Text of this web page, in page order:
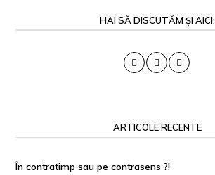
HAI SĂ DISCUTĂM ȘI AICI:
ARTICOLE RECENTE
În contratimp sau pe contrasens ?!